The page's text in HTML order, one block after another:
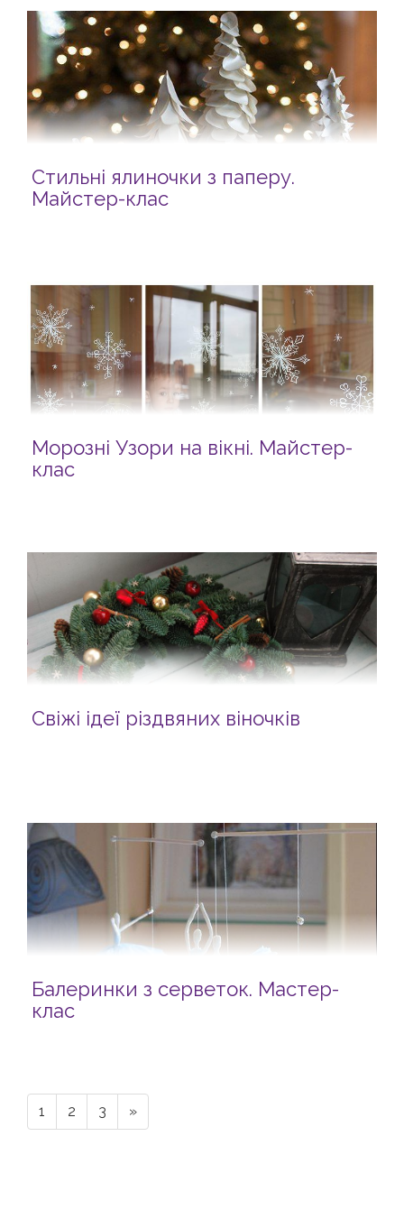
Стильні ялиночки з паперу.
Майстер-клас
Морозні Узори на вікні. Майстер-
клас
Свіжі ідеї різдвяних віночків
Балеринки з серветок. Мастер-
клас
1 2 3 »